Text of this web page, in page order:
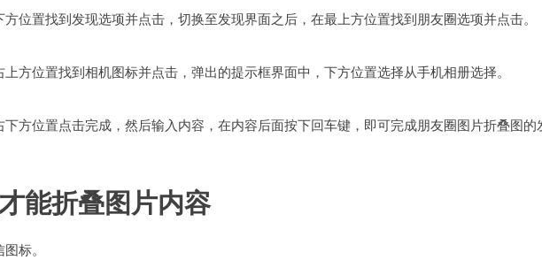
位置找到发现选项并点击，切换至发现界面之后，在最上方位置找到朋友圈选项并点击。
方位置找到相机图标并点击，弹出的提示框界面中，下方位置选择从手机相册选择。
方位置点击完成，然后输入内容，在内容后面按下回车键，即可完成朋友圈图片折叠图的
能折叠图片内容
标。